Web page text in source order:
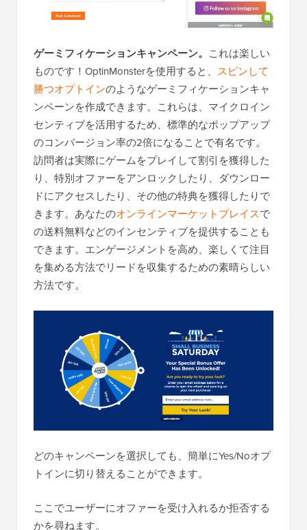
ゲーミフィケーションキャンペーン。 これは楽しい
ものです！OptinMonsterを使用すると、 スピンして
勝つオプトインのようなゲーミフィケーションキャ
ンペーンを作成できます。これらは、マイクロイン
センティブを活用するため、標準的なポップアップ
のコンバージョン率の2倍になることで有名です。
訪問者は実際にゲームをプレイして割引を獲得した
り、特別オファーをアンロックしたり、ダウンロー
ドにアクセスしたり、その他の特典を獲得したりで
きます。あなたのオンラインマーケットプレイスで
の送料無料などのインセンティブを提供することも
できます。エンゲージメントを高め、楽しくて注目
を集める方法でリードを収集するための素晴らしい
方法です。
どのキャンペーンを選択しても、簡単にYes/Noオプ
トインに切り替えることができます。
ここでユーザーにオファーを受け入れるか拒否する
かを尋ねます。